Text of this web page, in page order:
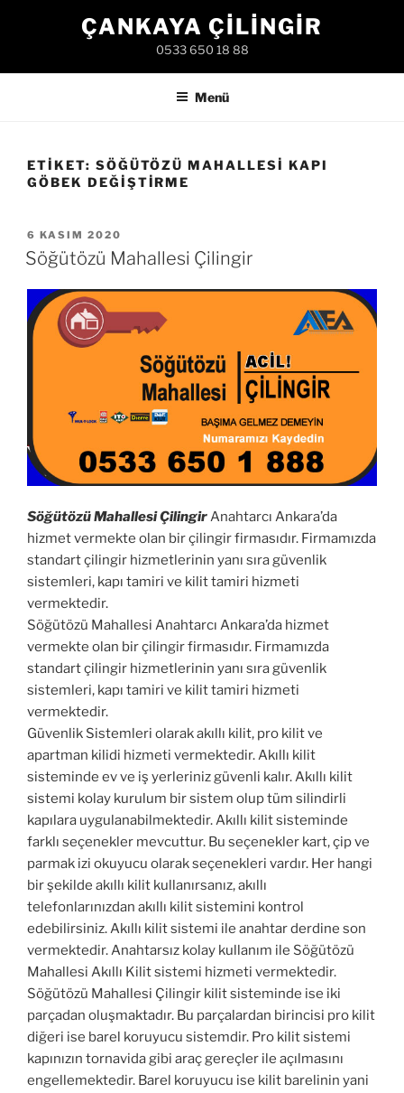
ÇANKAYA ÇILINGIR
0533 650 18 88
Menü
ETIKET: SÖĞÜTÖZÜ MAHALLESI KAPI
GÖBEK DEĞIŞTIRME
YAYIM
TARIHI
6 KASIM 2020
Söğütözü Mahallesi Çilingir
Söğütözü Mahallesi ÇilingirAnahtarcı Ankara’da
hizmet vermekte olan bir çilingir firmasıdır. Firmamızda
standart çilingir hizmetlerinin yanı sıra güvenlik
sistemleri, kapı tamiri ve kilit tamiri hizmeti
vermektedir.
Söğütözü Mahallesi Anahtarcı Ankara’da hizmet
vermekte olan bir çilingir firmasıdır. Firmamızda
standart çilingir hizmetlerinin yanı sıra güvenlik
sistemleri, kapı tamiri ve kilit tamiri hizmeti
vermektedir.
Güvenlik Sistemleri olarak akıllı kilit, pro kilit ve
apartman kilidi hizmeti vermektedir. Akıllı kilit
sisteminde ev ve iş yerleriniz güvenli kalır. Akıllı kilit
sistemi kolay kurulum bir sistem olup tüm silindirli
kapılara uygulanabilmektedir. Akıllı kilit sisteminde
farklı seçenekler mevcuttur. Bu seçenekler kart, çip ve
parmak izi okuyucu olarak seçenekleri vardır. Her hangi
bir şekilde akıllı kilit kullanırsanız, akıllı
telefonlarınızdan akıllı kilit sistemini kontrol
edebilirsiniz. Akıllı kilit sistemi ile anahtar derdine son
vermektedir. Anahtarsız kolay kullanım ile Söğütözü
Mahallesi Akıllı Kilit sistemi hizmeti vermektedir.
Söğütözü Mahallesi Çilingir kilit sisteminde ise iki
parçadan oluşmaktadır. Bu parçalardan birincisi pro kilit
diğeri ise barel koruyucu sistemdir. Pro kilit sistemi
kapınızın tornavida gibi araç gereçler ile açılmasını
engellemektedir. Barel koruyucu ise kilit barelinin yani